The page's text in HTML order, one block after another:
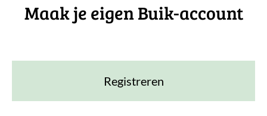
Maak je eigen Buik-account
Registreren